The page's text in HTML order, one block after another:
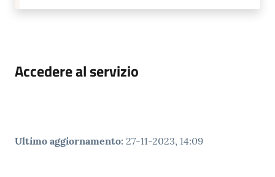
Accedere al servizio
Ultimo aggiornamento: 27-11-2023, 14:09